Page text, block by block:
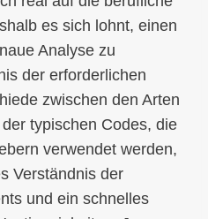
es sich lohnt, einen
Analyse zu
der erforderlichen
zwischen den Arten
typischen Codes, die
verwendet werden,
Verständnis der
und ein schnelles